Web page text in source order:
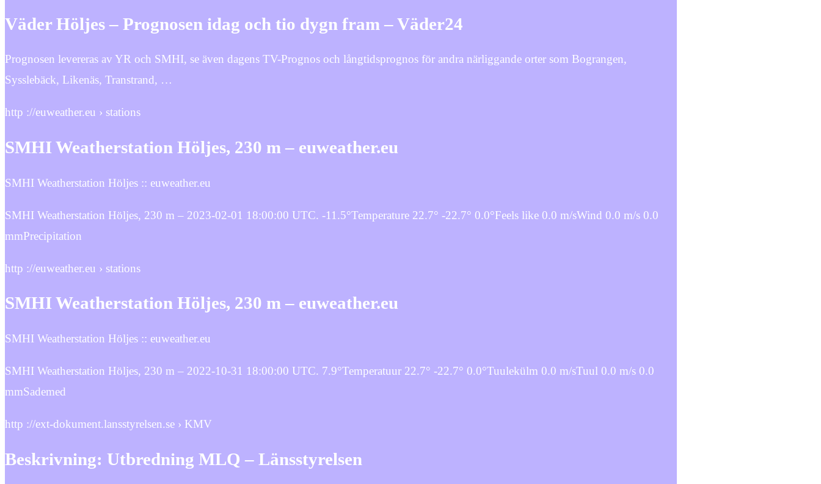
Väder Höljes – Prognosen idag och tio dygn fram – Väder24
Prognosen levereras av YR och SMHI, se även dagens TV-Prognos och långtidsprognos för andra närliggande orter som Bograngen,
Sysslebäck, Likenäs, Transtrand, …
http ://euweather.eu › stations
SMHI Weatherstation Höljes, 230 m – euweather.eu
SMHI Weatherstation Höljes :: euweather.eu
SMHI Weatherstation Höljes, 230 m – 2023-02-01 18:00:00 UTC. -11.5°Temperature 22.7° -22.7° 0.0°Feels like 0.0 m/sWind 0.0 m/s 0.0
mmPrecipitation
http ://euweather.eu › stations
SMHI Weatherstation Höljes, 230 m – euweather.eu
SMHI Weatherstation Höljes :: euweather.eu
SMHI Weatherstation Höljes, 230 m – 2022-10-31 18:00:00 UTC. 7.9°Temperatuur 22.7° -22.7° 0.0°Tuulekülm 0.0 m/sTuul 0.0 m/s 0.0
mmSademed
http ://ext-dokument.lansstyrelsen.se › KMV
Beskrivning: Utbredning MLQ – Länsstyrelsen